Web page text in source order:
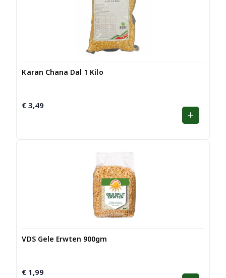
Karan Chana Dal 1 Kilo
€ 3,49
VDS Gele Erwten 900gm
€ 1,99